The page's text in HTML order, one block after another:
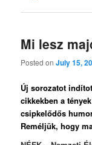
Mi lesz
Posted onJuly 15,
Új sorozatot
cikkekben a
csipkelődős
Reméljük, hogy